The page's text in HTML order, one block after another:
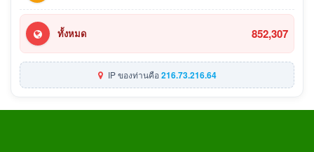
ทั้งหมด 852,307
IP ของท่านคือ216.73.216.64